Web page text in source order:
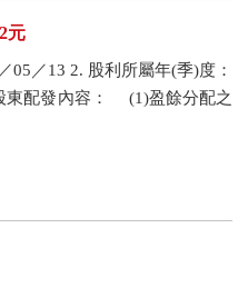
元
05／13 2. 股利所屬年(季)度：
東配發內容： (1)盈餘分配之